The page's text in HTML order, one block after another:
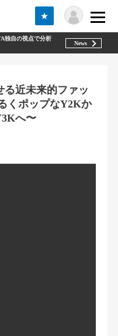
★
独自の視点で分析
News
る近未来的ファッ
くポップなY2Kか
へ〜